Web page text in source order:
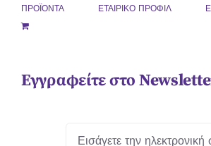
ΠΡΟΪΟΝΤΑ ΕΤΑΙΡΙΚΟ ΠΡΟΦΙΛ
Εγγραφείτε στο